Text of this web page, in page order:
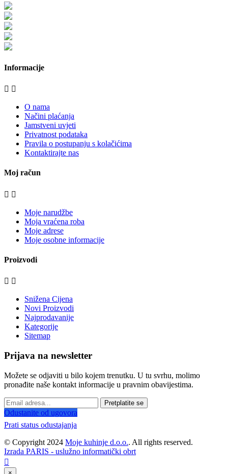
Informacije
 
O nama
Načini plaćanja
Jamstveni uvjeti
Privatnost podataka
Pravila o postupanju s kolačićima
Kontaktirajte nas
Moj račun
 
Moje narudžbe
Moja vraćena roba
Moje adrese
Moje osobne informacije
Proizvodi
 
Snižena Cijena
Novi Proizvodi
Najprodavanije
Kategorije
Sitemap
Prijava na newsletter
Možete se odjaviti u bilo kojem trenutku. U tu svrhu, molimo
pronađite naše kontakt informacije u pravnim obavijestima.
Pretplatite se
Odustanite od ugovora
Prati status odustajanja
© Copyright 2024 Moje kuhinje d.o.o.. All rights reserved.
Izrada PARIS - uslužno informatički obrt
